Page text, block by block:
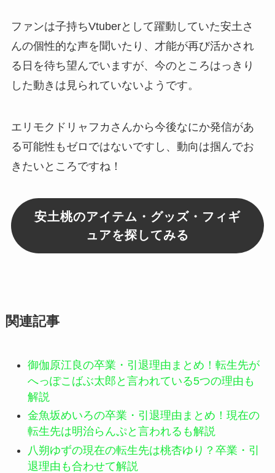
ファンは子持ちVtuberとして躍動していた安土さ
んの個性的な声を聞いたり、才能が再び活かされ
る日を待ち望んでいますが、 今のところはっきり
した動きは見られていないようです。
エリモクドリャフカさんから今後なにか発信があ
る可能性もゼロではないですし、動向は掴んでお
きたいところですね！
安土桃のアイテム・グッズ・フィギ
ュアを探してみる
関連記事
御伽原江良の卒業・引退理由まとめ！転生先が
へっぽこばぶ太郎と言われている5つの理由も
解説
金魚坂めいろの卒業・引退理由まとめ！現在の
転生先は明治らんぷと言われるも解説
八朔ゆずの現在の転生先は桃杏ゆり？卒業・引
退理由も合わせて解説